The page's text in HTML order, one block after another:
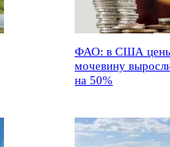
ФАО: в США
мочевину
на 50%